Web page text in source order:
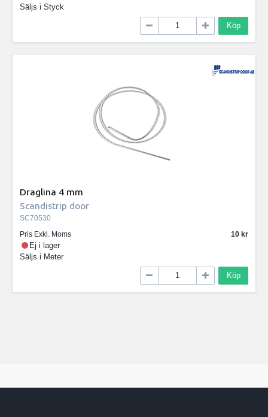
Säljs i Styck
Köp
Draglina 4 mm
Scandistrip door
SC70530
Pris Exkl. Moms
10
Ej i lager
Säljs i Meter
Köp